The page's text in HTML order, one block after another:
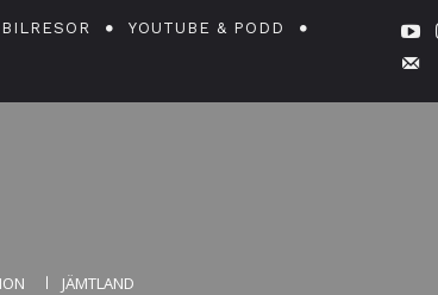
YOUTUBE & PODD
JÄMTLAND